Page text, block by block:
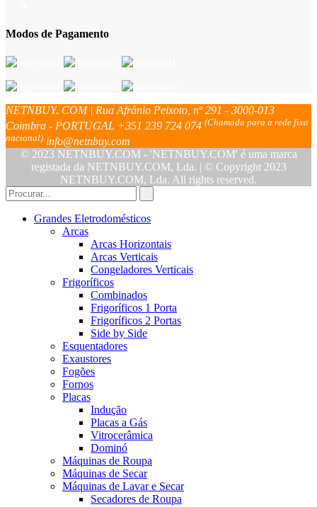
Modos de Pagamento
NETNBUY. COM | Rua Afrânio Peixoto, nº 291 - 3000-013
Coimbra - PORTUGAL +351 239 724 074 (Chamada para a rede fixa
nacional) info@netnbuy.com
© 2023 NETNBUY.COM - 'NETNBUY.COM' é uma marca
registada da NETNBUY.COM, Lda. | © Copyright 2023
NETNBUY.COM, Lda. All rights reserved.
Grandes Eletrodomésticos
Arcas
Arcas Horizontais
Arcas Verticais
Congeladores Verticais
Frigoríficos
Combinados
Frigoríficos 1 Porta
Frigoríficos 2 Portas
Side by Side
Esquentadores
Exaustores
Fogões
Fornos
Placas
Indução
Placas a Gás
Vitrocerâmica
Dominó
Máquinas de Roupa
Máquinas de Secar
Máquinas de Lavar e Secar
Secadores de Roupa